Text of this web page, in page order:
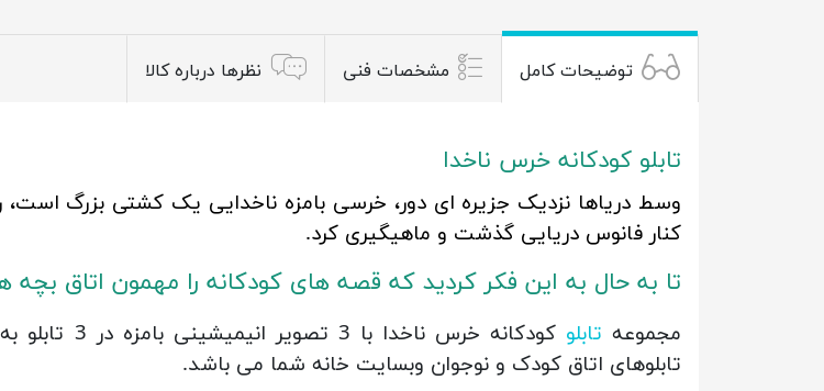
توضیحات کامل مشخصات فنی نظرها درباره کالا
تابلو کودکانه خرس ناخدا
وسط دریاها نزدیک جزیره ای دور، خرسی بامزه ناخدایی یک کشتی بزرگ
کنار فانوس دریایی گذشت و ماهیگیری کرد.
تا به حال به این فکر کردید که قصه های کودکانه را مهمون اتاق بچه
مجموعه تابلو
کودکانه
تابلوهای اتاق کودک و نوجوان وبسایت خانه شما می باشد.